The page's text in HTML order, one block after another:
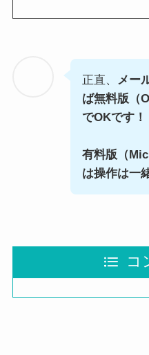
正直、
メー
ば無料版（
でOKです！
有料版（
は操作は一
コ